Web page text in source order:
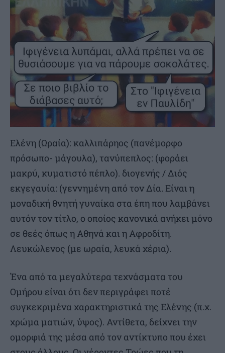
Ελένη (Ωραία): καλλιπάρηος (πανέμορφο
πρόσωπο- μάγουλα), τανύπεπλος: (φοράει
μακρύ, κυματιστό πέπλο). διογενής / Διός
εκγεγαυία: (γεννημένη από τον Δία. Είναι η
μοναδική θνητή γυναίκα στα έπη που λαμβάνει
αυτόν τον τίτλο, ο οποίος κανονικά ανήκει μόνο
σε θεές όπως η Αθηνά και η Αφροδίτη.
Λευκώλενος (με ωραία, λευκά χέρια).
Ένα από τα μεγαλύτερα τεχνάσματα του
Ομήρου είναι ότι δεν περιγράφει ποτέ
συγκεκριμένα χαρακτηριστικά της Ελένης (π.χ.
χρώμα ματιών, ύψος). Αντίθετα, δείχνει την
ομορφιά της μέσα από τον αντίκτυπο που έχει